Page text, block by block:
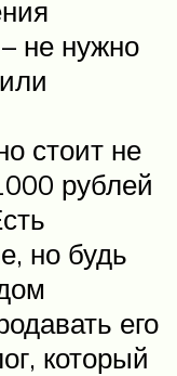
не нужно
стоит не
рублей
но будь
его
который